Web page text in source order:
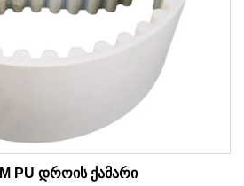
PU დროის ქამარი